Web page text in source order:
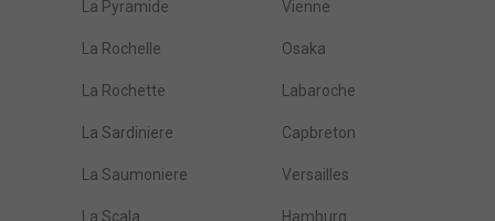
La Pyramide Vienne
La Rochelle Osaka
La Rochette Labaroche
La Sardiniere Capbreton
La Saumoniere Versailles
La Scala Hamburg